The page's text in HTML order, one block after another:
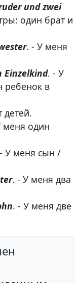
und zwei
один брат и
. - У меня
Einzelkind. - У
ребенок в
детей.
меня один
У меня сын /
. - У меня два
. - У меня две